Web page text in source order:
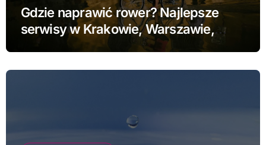
Gdzie naprawić rower? Najlepsze
serwisy w Krakowie, Warszawie,
Poznaniu i Łodzi